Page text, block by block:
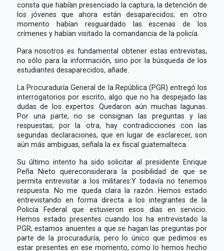
consta que habían presenciado la captura, la detención de
los jóvenes que ahora están desaparecidos; en otro
momento habían resguardado las escenas de los
crímenes y habían visitado la comandancia de la policía.
Para nosotros es fundamental obtener estas entrevistas,
no sólo para la información, sino por la búsqueda de los
estudiantes desaparecidos, añade.
La Procuraduría General de la República (PGR) entregó los
interrogatorios por escrito, algo que no ha despejado las
dudas de los expertos: Quedaron aún muchas lagunas.
Por una parte, no se consignan las preguntas y las
respuestas; por la otra, hay contradicciones con las
segundas declaraciones, que en lugar de esclarecer, son
aún más ambiguas, señala la ex fiscal guatemalteca.
Su último intento ha sido solicitar al presidente Enrique
Peña Nieto quereconsiderara la posibilidad de que se
permita entrevistar a los militares:Y todavía no tenemos
respuesta. No me queda clara la razón. Hemos estado
entrevistando en forma directa a los integrantes de la
Policía Federal que estuvieron esos días en servicio.
Hemos estado presentes cuando los ha entrevistado la
PGR; estamos anuentes a que se hagan las preguntas por
parte de la procuraduría, pero lo único que pedimos es
estar presentes en ese momento, como lo hemos hecho